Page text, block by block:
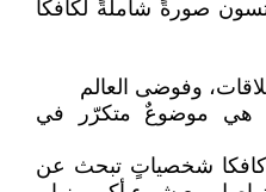
صورةً شاملةً لكافكا
وفوضى العالم
هي موضوعٌ متكرّر في
شخصياتٍ تبحث عن